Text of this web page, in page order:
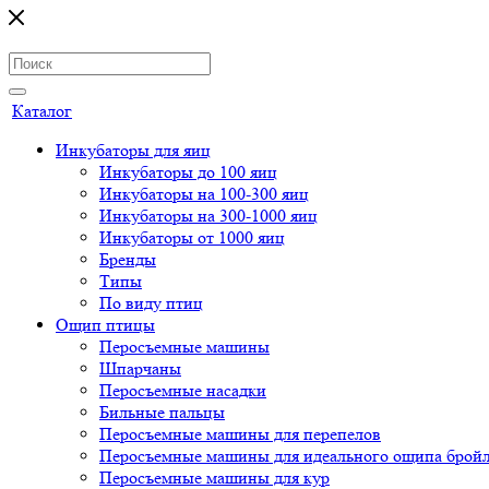
Каталог
Инкубаторы для яиц
Инкубаторы до 100 яиц
Инкубаторы на 100-300 яиц
Инкубаторы на 300-1000 яиц
Инкубаторы от 1000 яиц
Бренды
Типы
По виду птиц
Ощип птицы
Перосъемные машины
Шпарчаны
Перосъемные насадки
Бильные пальцы
Перосъемные машины для перепелов
Перосъемные машины для идеального ощипа
Перосъемные машины для кур